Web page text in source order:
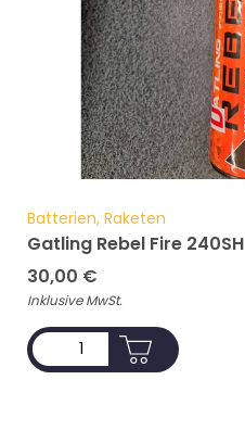
Batterien, Raketen
Gatling Rebel Fire 240SH
30,00 €
Inklusive MwSt.